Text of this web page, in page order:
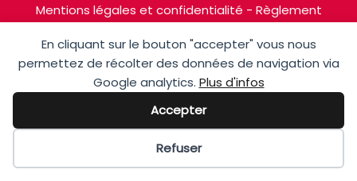
En cliquant sur le bouton "accepter" vous nous
permettez de récolter des données de navigation via
Google analytics. Plus d'infos
Accepter
Refuser
Préférences des cookies
Mentions légales et confidentialité - Règlement
intérieur-Charte de déontolongie
Cours Privé Jenkins 176 Avenue du Prado 13008
Marseille – 2026 Tout droits réservés. © - Téléphone:
+33 6 86 65 87 84